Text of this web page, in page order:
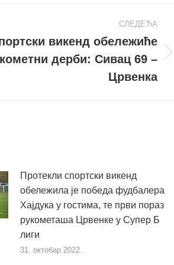
СЛЕДЕЋА
викенд обележиће
дерби: Сивац 69 –
Црвенка
Протекли спортски викенд
обележила је победа фудбалера
Хајдука у гостима, те први пораз
рукометаша Црвенке у Супер Б
лиги
31. октобар 2022.